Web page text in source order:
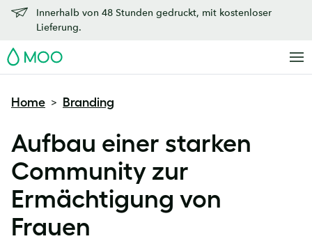
Innerhalb von 48 Stunden gedruckt, mit kostenloser
Lieferung.
MOO
Home > Branding
Aufbau einer starken
Community zur
Ermächtigung von
Frauen